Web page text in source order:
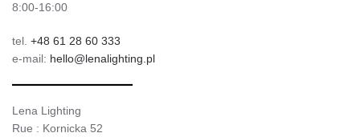
8:00-16:00
tel. +48 61 28 60 333
e-mail: hello@lenalighting.pl
Lena Lighting
Rue : Kornicka 52